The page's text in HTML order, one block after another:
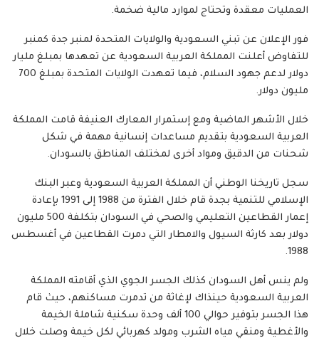
العمليات معقدة وتحتاج لموارد مالية ضخمة.
فور الإعلان عن تبني السعودية والولايات المتحدة لمنبر جدة كمنبر
للتفاوض أعلنت المملكة العربية السعودية عن تعهدها بمبلغ مليار
دولار لدعم جهود السلام، فيما تعهدت الولايات المتحدة بمبلغ 700
مليون دولار.
خلال الأشهر الماضية ومع إستمرار المعارك العنيفة قامت المملكة
العربية السعودية بتقديم مساعدات إنسانية مهمة في شكل
شحنات من الدقيق ومواد أخرى لمختلف المناطق بالسودان.
سجل تاريخنا الوطني أن المملكة العربية السعودية وعبر البنك
الإسلامي للتنمية بجدة قام خلال الفترة من 1988 إلى 1991 بإعادة
إعمار القطاعين التعليمي والصحي في السودان بتكلفة 500 مليون
دولار بعد كارثة السيول والامطار التي دمرت القطاعين في أغسطس
1988.
ولم ينس أهل السودان كذلك الجسر الجوي الذي أقامته المملكة
العربية السعودية حينذاك لإغاثة من تدمرت مساكنهم، حيث قام
هذا الجسر بتوفير حوالي 100 ألف وحدة سكنية شاملة الخيمة
والأغطية ومنقي مياه الشرب ومولد كهربائي لكل خيمة وصلت خلال